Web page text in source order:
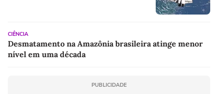
CIÊNCIA
Desmatamento na Amazônia brasileira atinge menor
nível em uma década
PUBLICIDADE